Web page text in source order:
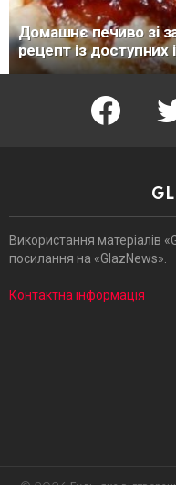
Домашнє печиво зі
рецепт із доступних
facebook
Використання матеріалів
посилання на «GlazNews».
Контактна інформація